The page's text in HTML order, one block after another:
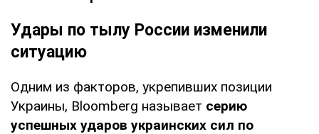
Удары по тылу России изменили
ситуацию
Одним из факторов, укрепивших позиции
Украины, Bloomberg называет серию
успешных ударов украинских сил по